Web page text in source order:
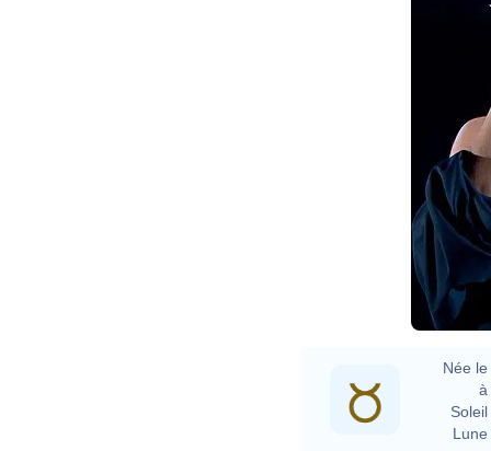
Née le
à
Soleil
Lune